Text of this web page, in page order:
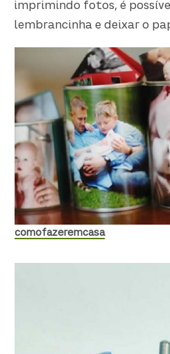
imprimindo fotos, é
lembrancinha e deixar o
comofazeremcasa